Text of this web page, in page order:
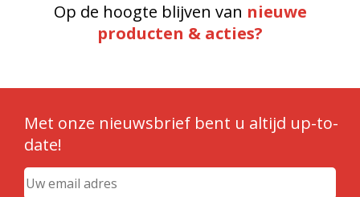
Op de hoogte blijven van nieuwe
producten & acties?
Met onze nieuwsbrief bent u altijd up-to-
date!